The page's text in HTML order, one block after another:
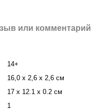
или комментарий
14+
16,0 x 2,6 x 2,6 см
17 х 12.1 х 0.2 см
1